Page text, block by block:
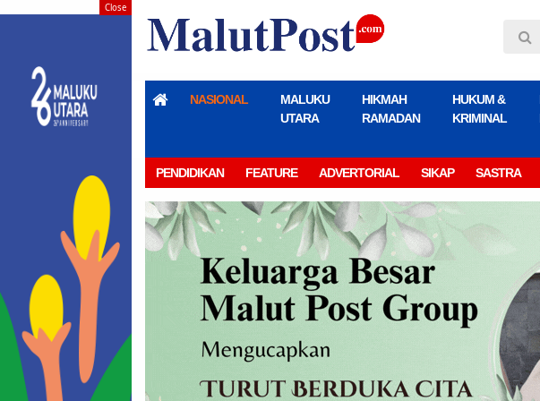
NASIONAL
MALUKU
UTARA
HIKMAH
RAMADAN
HUKUM &
KRIMINAL
PENDIDIKAN FEATURE ADVERTORIAL SIKAP SASTRA
Close